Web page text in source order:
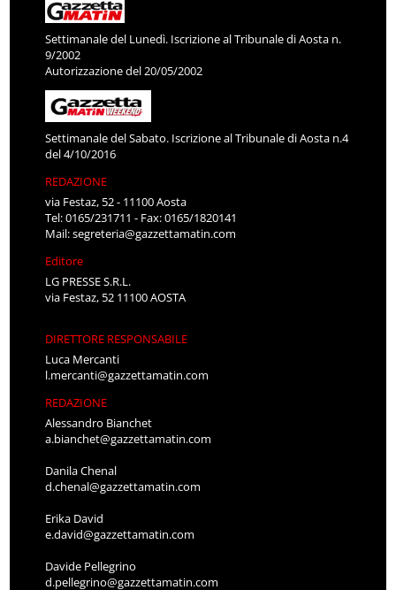
Settimanale del Lunedì. Iscrizione al Tribunale di Aosta n.
9/2002
Autorizzazione del 20/05/2002
Settimanale del Sabato. Iscrizione al Tribunale di Aosta n.4
del 4/10/2016
REDAZIONE
via Festaz, 52 - 11100 Aosta
Tel: 0165/231711 - Fax: 0165/1820141
Mail:segreteria@gazzettamatin.com
Editore
LG PRESSE S.R.L.
via Festaz, 52 11100 AOSTA
DIRETTORE RESPONSABILE
Luca Mercanti
l.mercanti@gazzettamatin.com
REDAZIONE
Alessandro Bianchet
a.bianchet@gazzettamatin.com
Danila Chenal
d.chenal@gazzettamatin.com
Erika David
e.david@gazzettamatin.com
Davide Pellegrino
d.pellegrino@gazzettamatin.com